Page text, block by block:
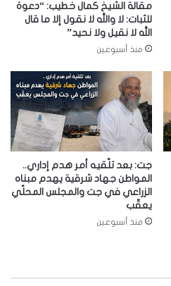
مقالة الشيخ كمال خطيب: “دعوة
للثبات: لا والله لا نقول إلا ما قال
الله لا نقيل ولا نحيد”
منذ أسبوعين
جت: بعد تلّقيه أمر هدم إداري..
المواطن جهاد شرقية يهدم مبناه
الزراعي في جت والمجلس المحلّي
يعقّب
منذ أسبوعين